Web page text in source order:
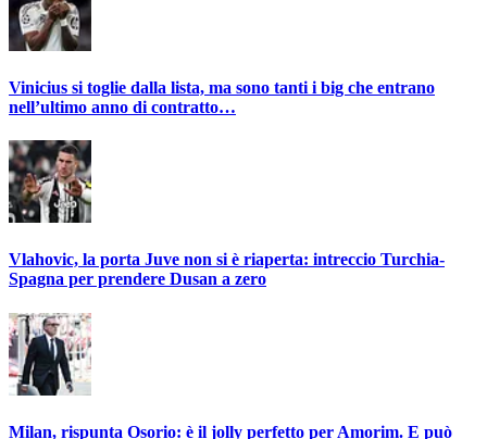
Vinicius si toglie dalla lista, ma sono tanti i big che entrano
nell’ultimo anno di contratto…
Vlahovic, la porta Juve non si è riaperta: intreccio Turchia-
Spagna per prendere Dusan a zero
Milan, rispunta Osorio: è il jolly perfetto per Amorim. E può